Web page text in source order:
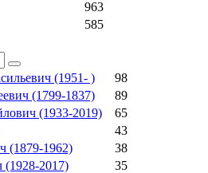
963
585
(1951- )
98
(1799-1837)
89
(1933-2019)
65
43
(1879-1962)
38
2017)
35